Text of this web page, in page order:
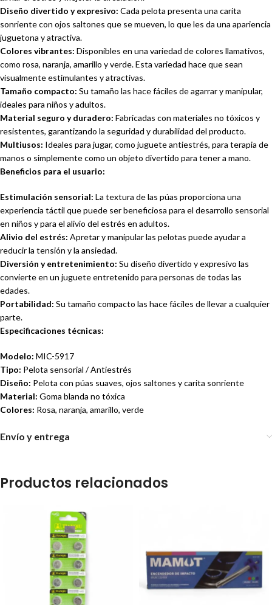
Diseño divertido y expresivo: Cada pelota presenta una carita
sonriente con ojos saltones que se mueven, lo que les da una apariencia
juguetona y atractiva.
Colores vibrantes: Disponibles en una variedad de colores llamativos,
como rosa, naranja, amarillo y verde. Esta variedad hace que sean
visualmente estimulantes y atractivas.
Tamaño compacto: Su tamaño las hace fáciles de agarrar y manipular,
ideales para niños y adultos.
Material seguro y duradero: Fabricadas con materiales no tóxicos y
resistentes, garantizando la seguridad y durabilidad del producto.
Multiusos: Ideales para jugar, como juguete antiestrés, para terapia de
manos o simplemente como un objeto divertido para tener a mano.
Beneficios para el usuario:
Estimulación sensorial: La textura de las púas proporciona una
experiencia táctil que puede ser beneficiosa para el desarrollo sensorial
en niños y para el alivio del estrés en adultos.
Alivio del estrés: Apretar y manipular las pelotas puede ayudar a
reducir la tensión y la ansiedad.
Diversión y entretenimiento: Su diseño divertido y expresivo las
convierte en un juguete entretenido para personas de todas las
edades.
Portabilidad: Su tamaño compacto las hace fáciles de llevar a cualquier
parte.
Especificaciones técnicas:
Modelo: MIC-5917
Tipo: Pelota sensorial / Antiestrés
Diseño: Pelota con púas suaves, ojos saltones y carita sonriente
Material: Goma blanda no tóxica
Colores: Rosa, naranja, amarillo, verde
Envío y entrega
Productos relacionados